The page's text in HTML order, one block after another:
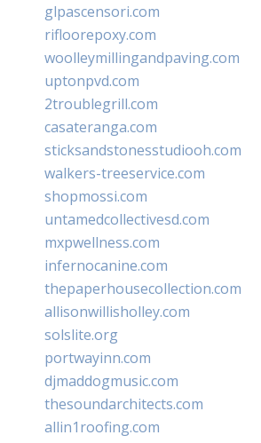
glpascensori.com
rifloorepoxy.com
woolleymillingandpaving.com
uptonpvd.com
2troublegrill.com
casateranga.com
sticksandstonesstudiooh.com
walkers-treeservice.com
shopmossi.com
untamedcollectivesd.com
mxpwellness.com
infernocanine.com
thepaperhousecollection.com
allisonwillisholley.com
solslite.org
portwayinn.com
djmaddogmusic.com
thesoundarchitects.com
allin1roofing.com